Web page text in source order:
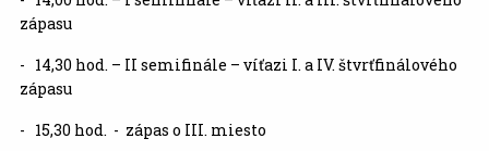
zápasu
- 14,30 hod. – II semifinále – víťazi I. a IV. štvrťfinálového
zápasu
- 15,30 hod. - zápas o III. miesto